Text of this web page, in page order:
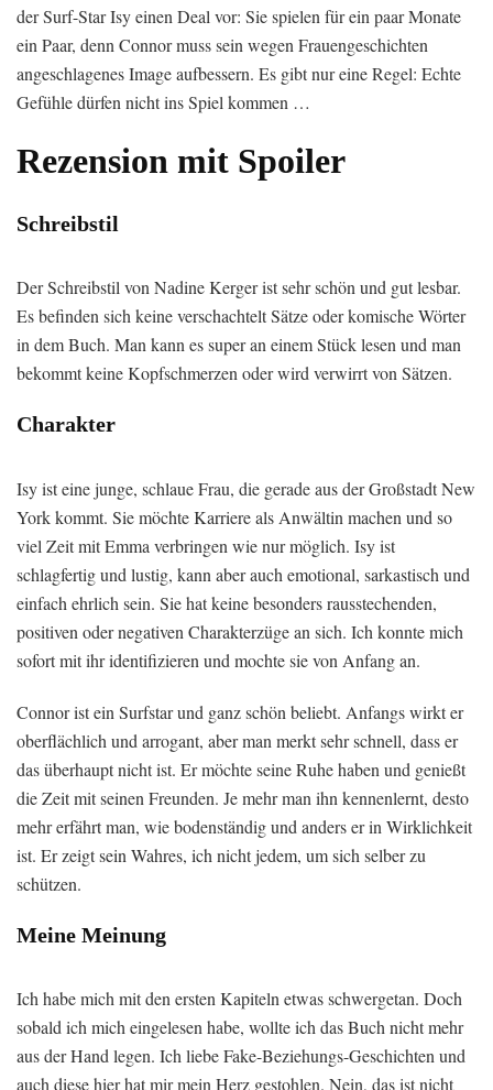
der Surf-Star Isy einen Deal vor: Sie spielen für ein paar Monate
ein Paar, denn Connor muss sein wegen Frauengeschichten
angeschlagenes Image aufbessern. Es gibt nur eine Regel: Echte
Gefühle dürfen nicht ins Spiel kommen …
Rezension mit Spoiler
Schreibstil
Der Schreibstil von Nadine Kerger ist sehr schön und gut lesbar.
Es befinden sich keine verschachtelt Sätze oder komische Wörter
in dem Buch. Man kann es super an einem Stück lesen und man
bekommt keine Kopfschmerzen oder wird verwirrt von Sätzen.
Charakter
Isy ist eine junge, schlaue Frau, die gerade aus der Großstadt New
York kommt. Sie möchte Karriere als Anwältin machen und so
viel Zeit mit Emma verbringen wie nur möglich. Isy ist
schlagfertig und lustig, kann aber auch emotional, sarkastisch und
einfach ehrlich sein. Sie hat keine besonders rausstechenden,
positiven oder negativen Charakterzüge an sich. Ich konnte mich
sofort mit ihr identifizieren und mochte sie von Anfang an.
Connor ist ein Surfstar und ganz schön beliebt. Anfangs wirkt er
oberflächlich und arrogant, aber man merkt sehr schnell, dass er
das überhaupt nicht ist. Er möchte seine Ruhe haben und genießt
die Zeit mit seinen Freunden. Je mehr man ihn kennenlernt, desto
mehr erfährt man, wie bodenständig und anders er in Wirklichkeit
ist. Er zeigt sein Wahres, ich nicht jedem, um sich selber zu
schützen.
Meine Meinung
Ich habe mich mit den ersten Kapiteln etwas schwergetan. Doch
sobald ich mich eingelesen habe, wollte ich das Buch nicht mehr
aus der Hand legen. Ich liebe Fake-Beziehungs-Geschichten und
auch diese hier hat mir mein Herz gestohlen. Nein, das ist nicht